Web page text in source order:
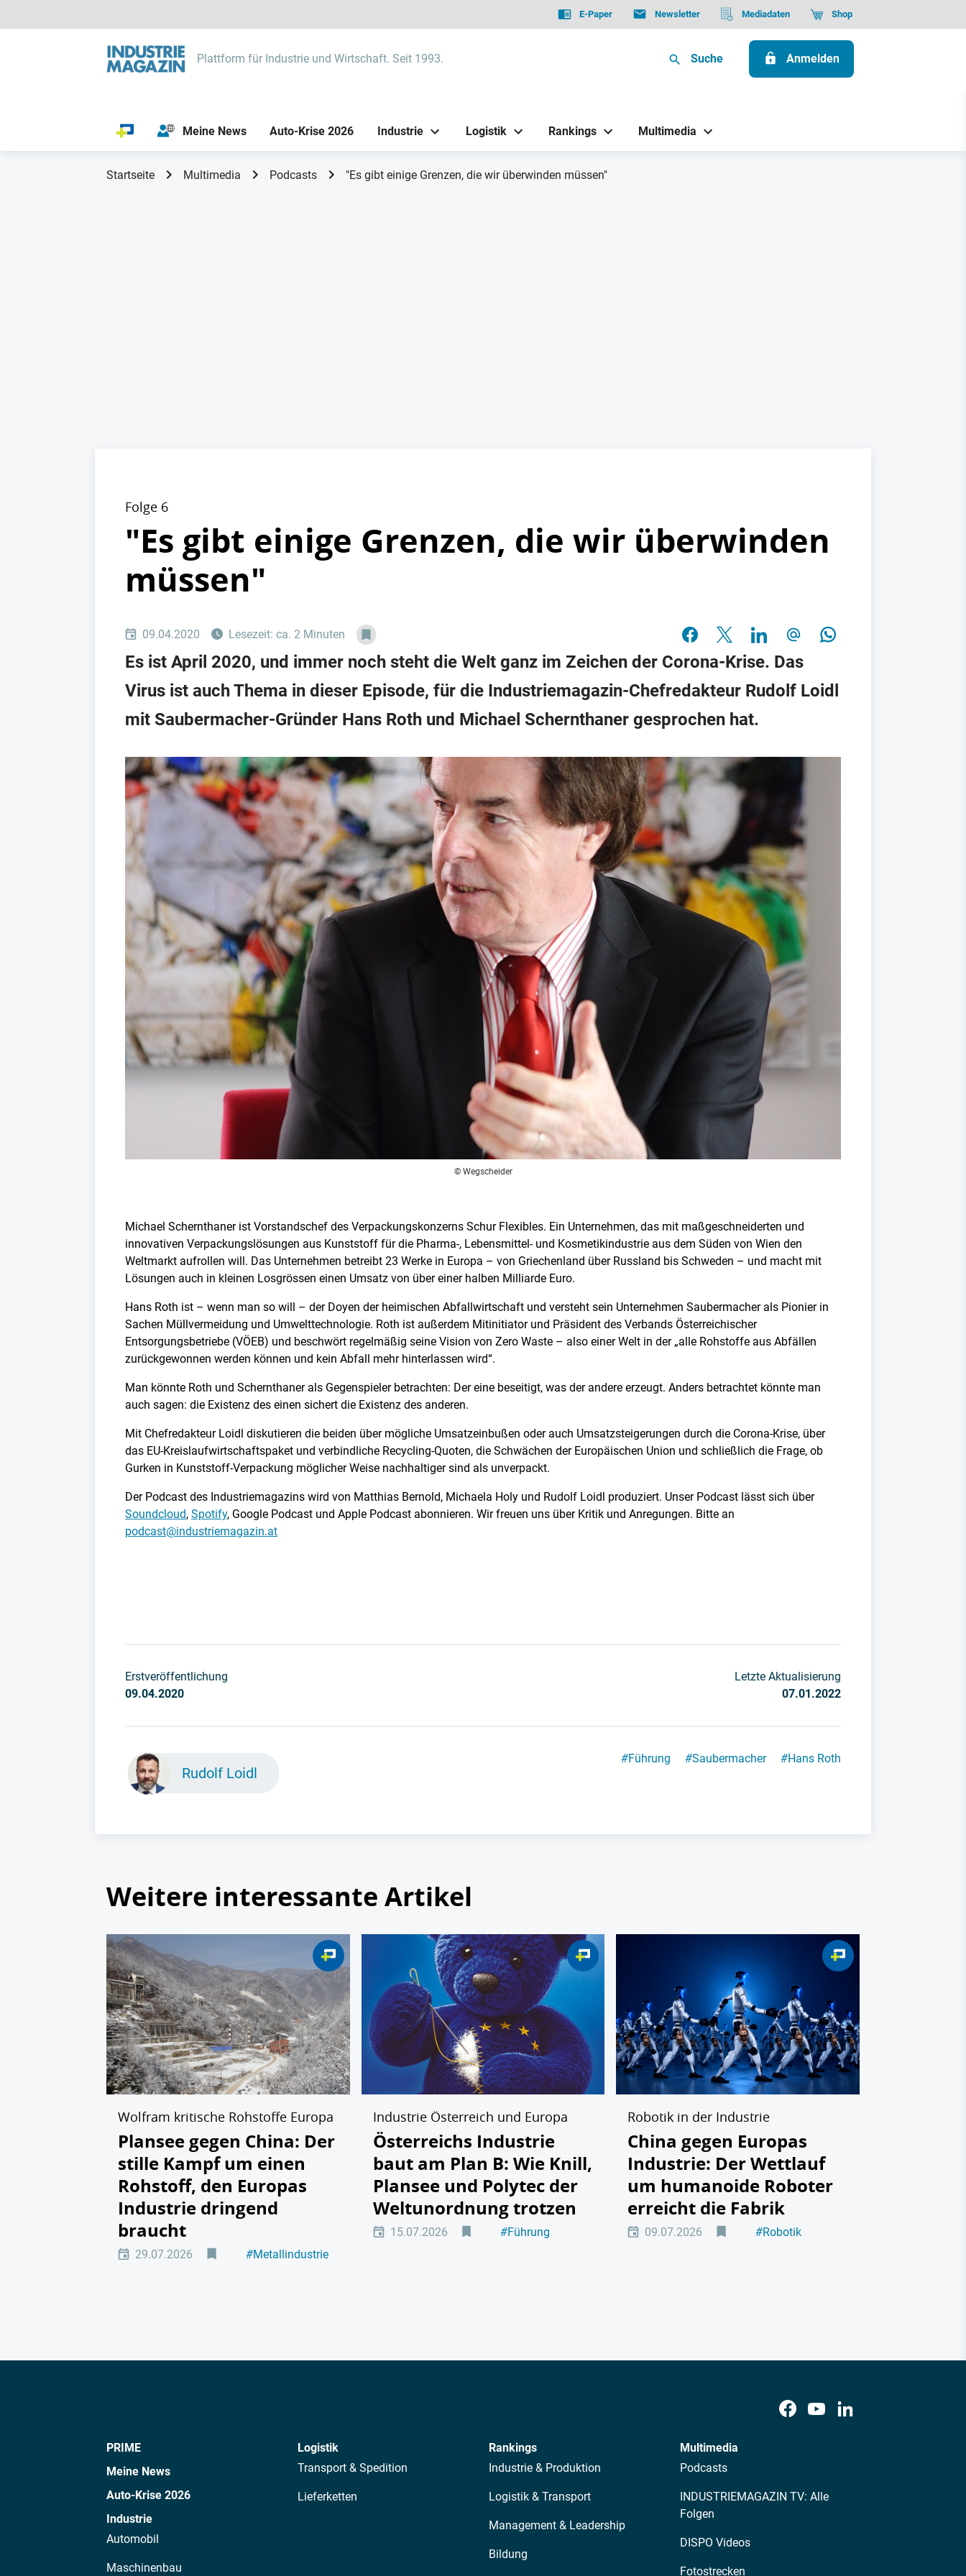
E-Paper Newsletter Mediadaten Shop
Plattform für Industrie und Wirtschaft. Seit 1993. Suche Anmelden
Meine News Auto-Krise 2026 Industrie Logistik Rankings Multimedia
Startseite Multimedia Podcasts "Es gibt einige Grenzen, die wir überwinden müssen"
Folge 6
"Es gibt einige Grenzen, die wir überwinden
müssen"
09.04.2020 Lesezeit: ca. 2 Minuten
Es ist April 2020, und immer noch steht die Welt ganz im Zeichen der Corona-Krise. Das
Virus ist auch Thema in dieser Episode, für die Industriemagazin-Chefredakteur Rudolf Loidl
mit Saubermacher-Gründer Hans Roth und Michael Schernthaner gesprochen hat.
© Wegscheider
Michael Schernthaner ist Vorstandschef des Verpackungskonzerns Schur Flexibles. Ein Unternehmen, das mit maßgeschneiderten und
innovativen Verpackungslösungen aus Kunststoff für die Pharma-, Lebensmittel- und Kosmetikindustrie aus dem Süden von Wien den
Weltmarkt aufrollen will. Das Unternehmen betreibt 23 Werke in Europa – von Griechenland über Russland bis Schweden – und macht mit
Lösungen auch in kleinen Losgrössen einen Umsatz von über einer halben Milliarde Euro.
Hans Roth ist – wenn man so will – der Doyen der heimischen Abfallwirtschaft und versteht sein Unternehmen Saubermacher als Pionier in
Sachen Müllvermeidung und Umwelttechnologie. Roth ist außerdem Mitinitiator und Präsident des Verbands Österreichischer
Entsorgungsbetriebe (VÖEB) und beschwört regelmäßig seine Vision von Zero Waste – also einer Welt in der „alle Rohstoffe aus Abfällen
zurückgewonnen werden können und kein Abfall mehr hinterlassen wird“.
Man könnte Roth und Schernthaner als Gegenspieler betrachten: Der eine beseitigt, was der andere erzeugt. Anders betrachtet könnte man
auch sagen: die Existenz des einen sichert die Existenz des anderen.
Mit Chefredakteur Loidl diskutieren die beiden über mögliche Umsatzeinbußen oder auch Umsatzsteigerungen durch die Corona-Krise, über
das EU-Kreislaufwirtschaftspaket und verbindliche Recycling-Quoten, die Schwächen der Europäischen Union und schließlich die Frage, ob
Gurken in Kunststoff-Verpackung möglicher Weise nachhaltiger sind als unverpackt.
Der Podcast des Industriemagazins wird von Matthias Bernold, Michaela Holy und Rudolf Loidl produziert. Unser Podcast lässt sich über
Soundcloud, Spotify, Google Podcast und Apple Podcast abonnieren. Wir freuen uns über Kritik und Anregungen. Bitte an
podcast@industriemagazin.at
Erstveröffentlichung
09.04.2020
Letzte Aktualisierung
07.01.2022
Rudolf Loidl
#Führung #Saubermacher #Hans Roth
Weitere interessante Artikel
Wolfram kritische Rohstoffe Europa
Plansee gegen China: Der
stille Kampf um einen
Rohstoff, den Europas
Industrie dringend
braucht
29.07.2026 #Metallindustrie
Industrie Österreich und Europa
Österreichs Industrie
baut am Plan B: Wie Knill,
Plansee und Polytec der
Weltunordnung trotzen
15.07.2026 #Führung
Robotik in der Industrie
China gegen Europas
Industrie: Der Wettlauf
um humanoide Roboter
erreicht die Fabrik
09.07.2026 #Robotik
PRIME
Meine News
Auto-Krise 2026
Industrie
Automobil
Maschinenbau
Logistik
Transport & Spedition
Lieferketten
Rankings
Industrie & Produktion
Logistik & Transport
Management & Leadership
Bildung
Multimedia
Podcasts
INDUSTRIEMAGAZIN TV: Alle
Folgen
DISPO Videos
Fotostrecken